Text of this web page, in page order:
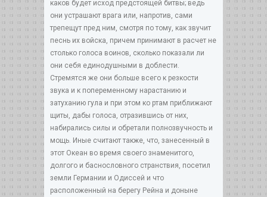
каков будет исход предстоящей битвы; ведь
они устрашают врага или, напротив, сами
трепещут пред ним, смотря по тому, как звучит
песнь их войска, причем принимают в расчет не
столько голоса воинов, сколько показали ли
они себя единодушными в доблести.
Стремятся же они больше всего к резкости
звука и к попеременному нарастанию и
затуханию гула и при этом ко ртам приближают
щиты, дабы голоса, отразившись от них,
набирались силы и обретали полнозвучность и
мощь. Иные считают также, что, занесенный в
этот Океан во время своего знаменитого,
долгого и баснословного странствия, посетил
земли Германии и Одиссей и что
расположенный на берегу Рейна и доныне